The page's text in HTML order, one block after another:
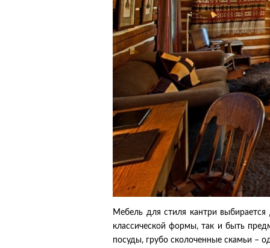
Мебель для стиля кантри
классической формы, так и быть
посуды, грубо сколоченные скамьи –